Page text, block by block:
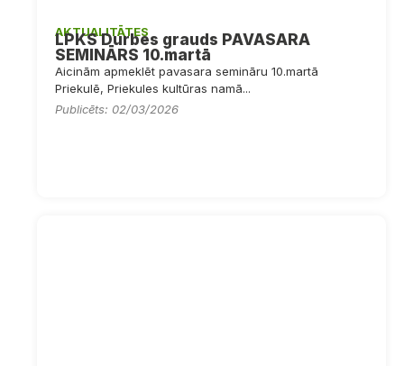
AKTUALITĀTES
LPKS Durbes grauds PAVASARA
SEMINĀRS 10.martā
Aicinām apmeklēt pavasara semināru 10.martā
Priekulē, Priekules kultūras namā...
Publicēts: 02/03/2026